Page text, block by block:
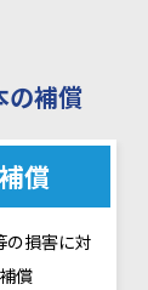
の補償
償
の損害に対
償